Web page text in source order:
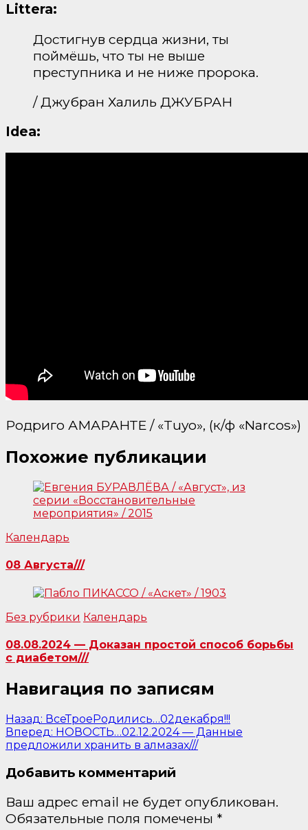
Littera:
Достигнув сердца жизни, ты
поймёшь, что ты не выше
преступника и не ниже пророка.
/ Джубран Халиль ДЖУБРАН
Idea:
Родриго АМАРАНТЕ / «Tuyo», (к/ф «Narcos»)
Похожие публикации
Календарь
08 Августа///
Без рубрики Календарь
08.08.2024 — Доказан простой способ борьбы
с диабетом///
Навигация по записям
Назад: ВсеТроеРодились…02декабря!!!
Вперед: НОВОСТЬ…02.12.2024 — Данные
предложили хранить в алмазах///
Добавить комментарий
Ваш адрес email не будет опубликован.
Обязательные поля помечены *